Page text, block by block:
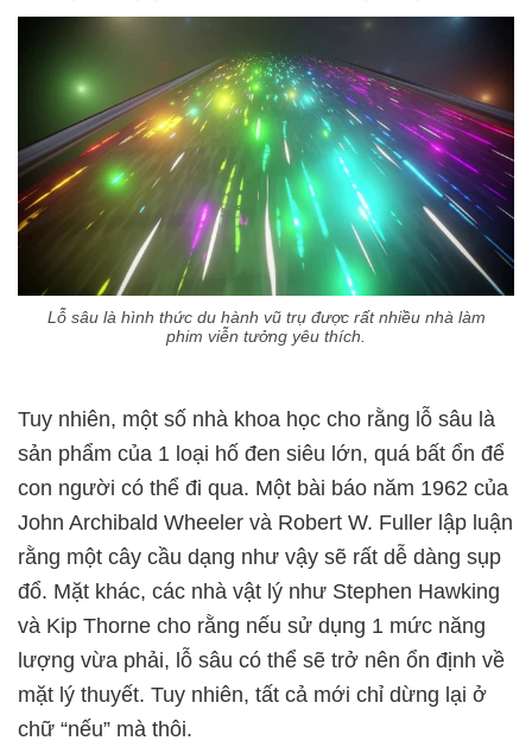
Lỗ sâu là hình thức du hành vũ trụ được rất nhiều nhà làm
phim viễn tưởng yêu thích.
Tuy nhiên, một số nhà khoa học cho rằng lỗ sâu là
sản phẩm của 1 loại hố đen siêu lớn, quá bất ổn để
con người có thể đi qua. Một bài báo năm 1962 của
John Archibald Wheeler và Robert W. Fuller lập luận
rằng một cây cầu dạng như vậy sẽ rất dễ dàng sụp
đổ. Mặt khác, các nhà vật lý như Stephen Hawking
và Kip Thorne cho rằng nếu sử dụng 1 mức năng
lượng vừa phải, lỗ sâu có thể sẽ trở nên ổn định về
mặt lý thuyết. Tuy nhiên, tất cả mới chỉ dừng lại ở
chữ “nếu” mà thôi.